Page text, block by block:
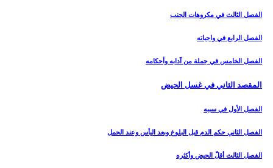
الفصل الثالث في مكروهات الجنب‏
الفصل الرابع في واجباته
الفصل الخامس في جملة من آدابه وأحكامه‏
المقصد الثاني في غسل الحيض‏
الفصل الأول في سببه
الفصل الثاني حكم الدم قبل البلوغ وبعد اليأس وعند الحمل‏
الفصل الثالث أقلّ الحيض وأكثره‏